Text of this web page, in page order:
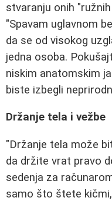
stvaranju onih
"Spavam uglavnom
da se od visokog
jedna osoba.
niskim anatomskim
biste izbegli
Držanje tela i vežbe
"Držanje tela može
da držite vrat pravo
sedenja za
samo što štete